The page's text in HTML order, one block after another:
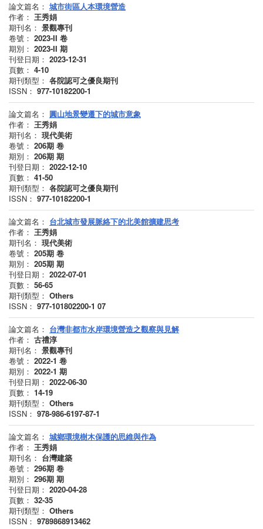
論文篇名： 城市街區人本環境營造
作者： 王秀娟
期刊名： 景觀專刊
卷號： 2023-II 卷
期別： 2023-II 期
刊登日期： 2023-12-31
頁數： 4-10
期刊類型： 各院認可之優良期刊
ISSN： 977-10182200-1
論文篇名： 圓山地景變遷下的城市意象
作者： 王秀娟
期刊名： 現代美術
卷號： 206期 卷
期別： 206期 期
刊登日期： 2022-12-10
頁數： 41-50
期刊類型： 各院認可之優良期刊
ISSN： 977-10182200-1
論文篇名： 台北城市發展脈絡下的北美館擴建思考
作者： 王秀娟
期刊名： 現代美術
卷號： 205期 卷
期別： 205期 期
刊登日期： 2022-07-01
頁數： 56-65
期刊類型： Others
ISSN： 977-101802200-1 07
論文篇名： 台灣非都市水岸環境營造之觀察與見解
作者： 古禮淳
期刊名： 景觀專刊
卷號： 2022-1 卷
期別： 2022-1 期
刊登日期： 2022-06-30
頁數： 14-19
期刊類型： Others
ISSN： 978-986-6197-87-1
論文篇名： 城鄉環境樹木保護的思維與作為
作者： 王秀娟
期刊名： 台灣建築
卷號： 296期 卷
期別： 296期 期
刊登日期： 2020-04-28
頁數： 32-35
期刊類型： Others
ISSN： 9789868913462